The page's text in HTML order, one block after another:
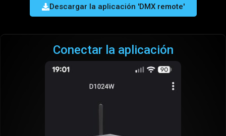
Descargar la aplicación 'DMX remote'
Conectar la aplicación